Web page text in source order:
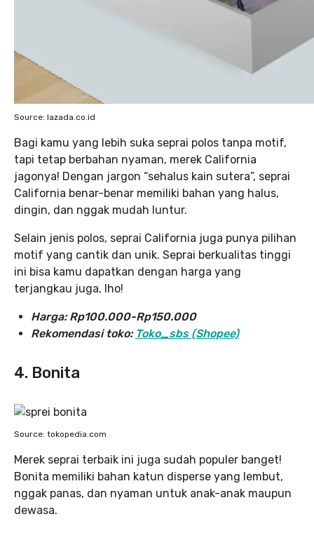
Source: lazada.co.id
Bagi kamu yang lebih suka seprai polos tanpa motif,
tapi tetap berbahan nyaman, merek California
jagonya! Dengan jargon “sehalus kain sutera”, seprai
California benar-benar memiliki bahan yang halus,
dingin, dan nggak mudah luntur.
Selain jenis polos, seprai California juga punya pilihan
motif yang cantik dan unik. Seprai berkualitas tinggi
ini bisa kamu dapatkan dengan harga yang
terjangkau juga, lho!
Harga: Rp100.000-Rp150.000
Rekomendasi toko: Toko_sbs (Shopee)
4. Bonita
Source: tokopedia.com
Merek seprai terbaik ini juga sudah populer banget!
Bonita memiliki bahan katun disperse yang lembut,
nggak panas, dan nyaman untuk anak-anak maupun
dewasa.